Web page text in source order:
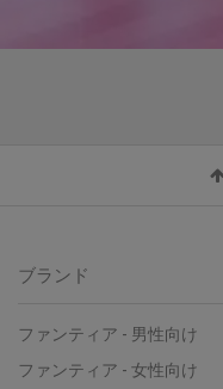
ブランド
ファンティア - 男性向け
ファンティア - 女性向け